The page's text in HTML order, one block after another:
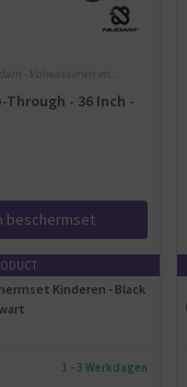
- Volwassenen en
- 36 Inch -
beschermset
Kinderen - Black
1 - 3 Werkdagen